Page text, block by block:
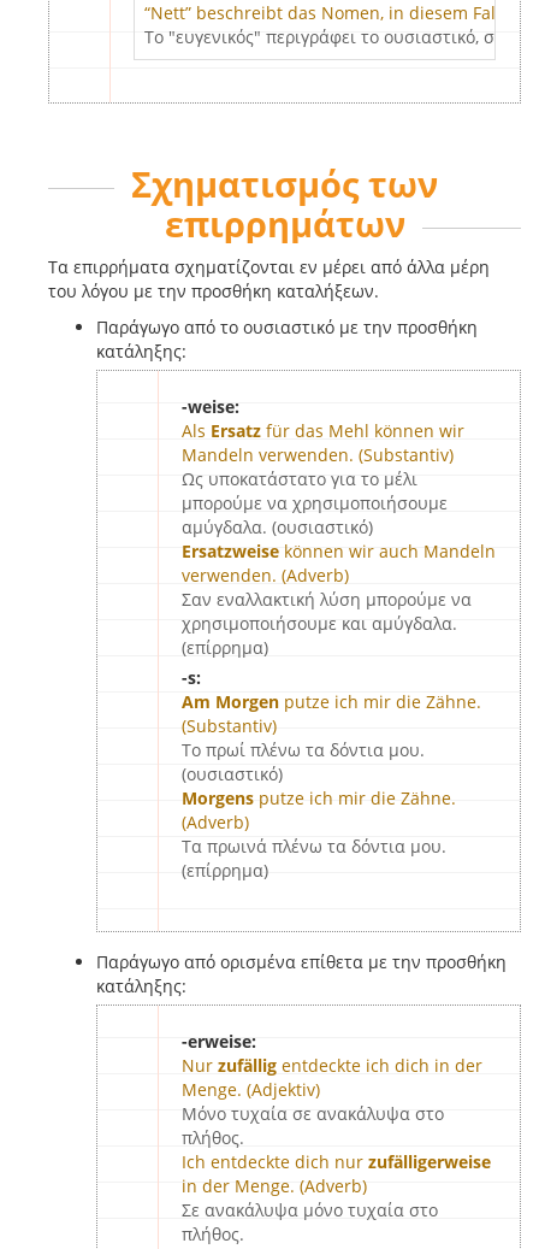
“Nett” beschreibt das Nomen, in diesem Fall
Το "ευγενικός" περιγράφει το ουσιαστικό, σε
Σχηματισμός των
επιρρημάτων
Τα επιρρήματα σχηματίζονται εν μέρει από άλλα μέρη
του λόγου με την προσθήκη καταλήξεων.
Παράγωγο από το ουσιαστικό με την προσθήκη
κατάληξης:
-weise:
Als Ersatz für das Mehl können wir
Mandeln verwenden. (Substantiv)
Ως υποκατάστατο για το μέλι
μπορούμε να χρησιμοποιήσουμε
αμύγδαλα. (ουσιαστικό)
Ersatzweise können wir auch Mandeln
verwenden. (Adverb)
Σαν εναλλακτική λύση μπορούμε να
χρησιμοποιήσουμε και αμύγδαλα.
(επίρρημα)
-s:
Am Morgen putze ich mir die Zähne.
(Substantiv)
Το πρωί πλένω τα δόντια μου.
(ουσιαστικό)
Morgens putze ich mir die Zähne.
(Adverb)
Τα πρωινά πλένω τα δόντια μου.
(επίρρημα)
Παράγωγο από ορισμένα επίθετα με την προσθήκη
κατάληξης:
-erweise:
Nur zufällig entdeckte ich dich in der
Menge. (Adjektiv)
Μόνο τυχαία σε ανακάλυψα στο
πλήθος.
Ich entdeckte dich nur zufälligerweise
in der Menge. (Adverb)
Σε ανακάλυψα μόνο τυχαία στο
πλήθος.